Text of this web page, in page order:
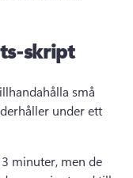
skript
små
under ett
minuter, men de